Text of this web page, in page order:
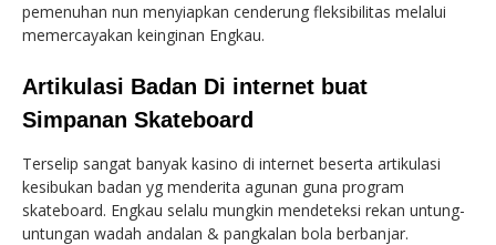
pemenuhan nun menyiapkan cenderung fleksibilitas melalui
memercayakan keinginan Engkau.
Artikulasi Badan Di internet buat
Simpanan Skateboard
Terselip sangat banyak kasino di internet beserta artikulasi
kesibukan badan yg menderita agunan guna program
skateboard. Engkau selalu mungkin mendeteksi rekan untung-
untungan wadah andalan & pangkalan bola berbanjar.